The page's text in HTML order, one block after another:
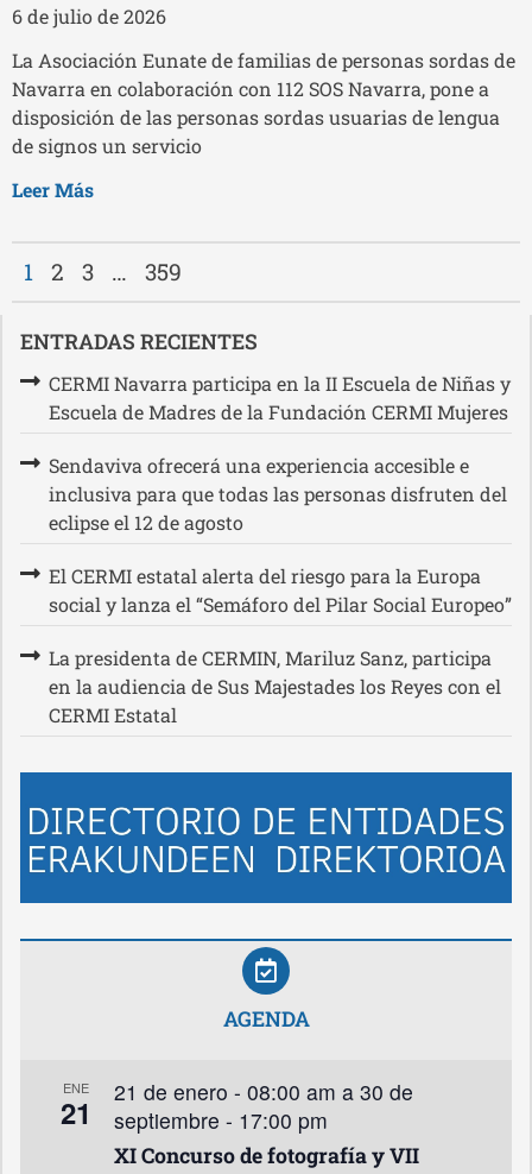
6 de julio de 2026
La Asociación Eunate de familias de personas sordas de
Navarra en colaboración con 112 SOS Navarra, pone a
disposición de las personas sordas usuarias de lengua
de signos un servicio
Leer Más
1 2 3 … 359
ENTRADAS RECIENTES
CERMI Navarra participa en la II Escuela de Niñas y
Escuela de Madres de la Fundación CERMI Mujeres
Sendaviva ofrecerá una experiencia accesible e
inclusiva para que todas las personas disfruten del
eclipse el 12 de agosto
El CERMI estatal alerta del riesgo para la Europa
social y lanza el “Semáforo del Pilar Social Europeo”
La presidenta de CERMIN, Mariluz Sanz, participa
en la audiencia de Sus Majestades los Reyes con el
CERMI Estatal
AGENDA
ENE
21
21 de enero - 08:00 am a 30 de
septiembre - 17:00 pm
XI Concurso de fotografía y VII